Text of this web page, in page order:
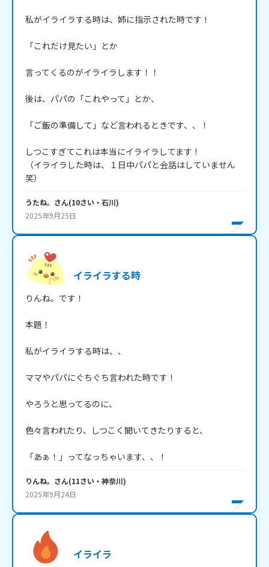
私がイライラする時は、姉に指示された時です！
「これだけ見たい」とか
言ってくるのがイライラします！！
後は、パパの「これやって」とか、
「ご飯の準備して」など言われるときです、、！
しつこすぎてこれは本当にイライラしてます！
（イライラした時は、１日中パパと会話はしていません
笑）
うたね。 さん(10さい・ 石川)
2025年9月25日
イライラする時
りんね。です！
本題！
私がイライラする時は、、
ママやパパにぐちぐち言われた時です！
やろうと思ってるのに、
色々言われたり、しつこく聞いてきたりすると、
「あぁ！」ってなっちゃいます、、！
りんね。 さん(11さい・ 神奈川)
2025年9月24日
イライラ